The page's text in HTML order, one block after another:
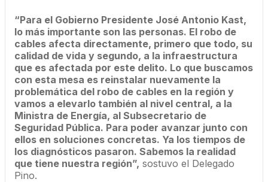
“Para el Gobierno Presidente José Antonio Kast,
lo más importante son las personas. El robo de
cables afecta directamente, primero que todo, su
calidad de vida y segundo, a la infraestructura
que es afectada por este delito. Lo que buscamos
con esta mesa es reinstalar nuevamente la
problemática del robo de cables en la región y
vamos a elevarlo también al nivel central, a la
Ministra de Energía, al Subsecretario de
Seguridad Pública. Para poder avanzar junto con
ellos en soluciones concretas. Ya los tiempos de
los diagnósticos pasaron. Sabemos la realidad
que tiene nuestra región”, sostuvo el Delegado
Pino.